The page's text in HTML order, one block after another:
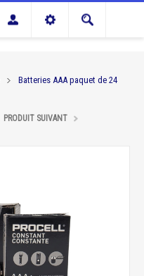
Batteries AAA paquet de 24
PRODUIT SUIVANT